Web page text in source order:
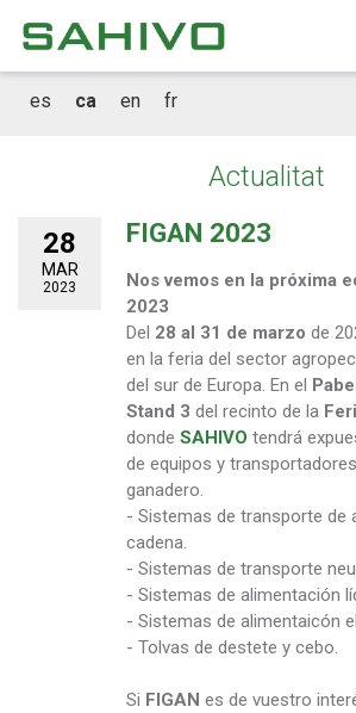
es ca en fr
Actualitat
28
MAR
2023
FIGAN 2023
Nos vemos en la próxima
2023
Del 28 al 31 de marzo de
en la feria del sector
del sur de Europa. En el
Stand 3 del recinto de la
donde SAHIVO tendrá
de equipos y
ganadero.
- Sistemas de transporte de
cadena.
- Sistemas de transporte
- Sistemas de alimentación
- Sistemas de alimentaicón
- Tolvas de destete y cebo.
Si FIGAN es de vuestro